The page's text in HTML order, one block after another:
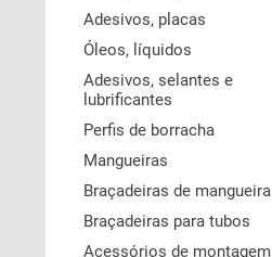
Adesivos, placas
Óleos, líquidos
Adesivos, selantes e
lubrificantes
Perfis de borracha
Mangueiras
Braçadeiras de mangueira
Braçadeiras para tubos
Acessórios de montagem